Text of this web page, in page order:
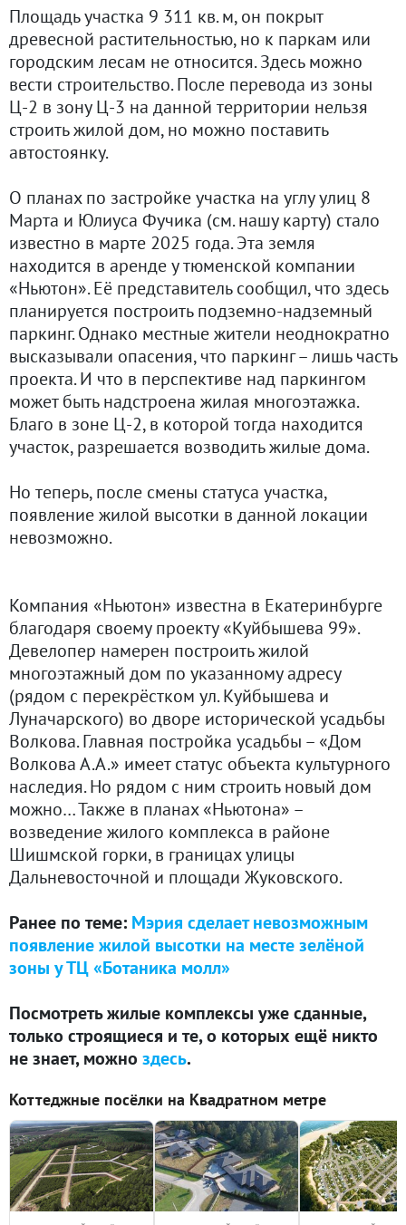
Площадь участка 9 311 кв. м, он покрыт
древесной растительностью, но к паркам или
городским лесам не относится. Здесь можно
вести строительство. После перевода из зоны
Ц-2 в зону Ц-3 на данной территории нельзя
строить жилой дом, но можно поставить
автостоянку.
О планах по застройке участка на углу улиц 8
Марта и Юлиуса Фучика (см. нашу карту) стало
известно в марте 2025 года. Эта земля
находится в аренде у тюменской компании
«Ньютон». Её представитель сообщил, что здесь
планируется построить подземно-надземный
паркинг. Однако местные жители неоднократно
высказывали опасения, что паркинг – лишь часть
проекта. И что в перспективе над паркингом
может быть надстроена жилая многоэтажка.
Благо в зоне Ц-2, в которой тогда находится
участок, разрешается возводить жилые дома.
Но теперь, после смены статуса участка,
появление жилой высотки в данной локации
невозможно.
Компания «Ньютон» известна в Екатеринбурге
благодаря своему проекту «Куйбышева 99».
Девелопер намерен построить жилой
многоэтажный дом по указанному адресу
(рядом с перекрёстком ул. Куйбышева и
Луначарского) во дворе исторической усадьбы
Волкова. Главная постройка усадьбы – «Дом
Волкова А.А.» имеет статус объекта культурного
наследия. Но рядом с ним строить новый дом
можно… Также в планах «Ньютона» –
возведение жилого комплекса в районе
Шишмской горки, в границах улицы
Дальневосточной и площади Жуковского.
Ранее по теме: Мэрия сделает невозможным
появление жилой высотки на месте зелёной
зоны у ТЦ «Ботаника молл»
Посмотреть жилые комплексы уже сданные,
только строящиеся и те, о которых ещё никто
не знает, можно здесь.
Коттеджные посёлки на Квадратном метре